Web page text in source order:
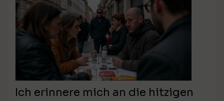
Ich erinnere mich an die hitzigen